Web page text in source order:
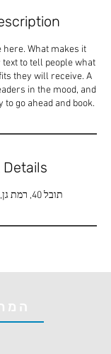
What makes it
to tell people what
they will receive. A
in the mood, and
go ahead and book.
תובל 40, רמת גן, 5252247, ישראל